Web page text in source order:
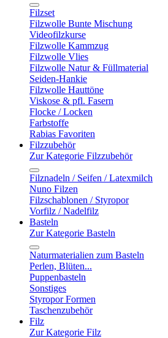
Filzset
Filzwolle Bunte Mischung
Videofilzkurse
Filzwolle Kammzug
Filzwolle Vlies
Filzwolle Natur & Füllmaterial
Seiden-Hankie
Filzwolle Hauttöne
Viskose & pfl. Fasern
Flocke / Locken
Farbstoffe
Rabias Favoriten
Filzzubehör
Zur Kategorie Filzzubehör
Filznadeln / Seifen / Latexmilch
Nuno Filzen
Filzschablonen / Styropor
Vorfilz / Nadelfilz
Basteln
Zur Kategorie Basteln
Naturmaterialien zum Basteln
Perlen, Blüten...
Puppenbasteln
Sonstiges
Styropor Formen
Taschenzubehör
Filz
Zur Kategorie Filz